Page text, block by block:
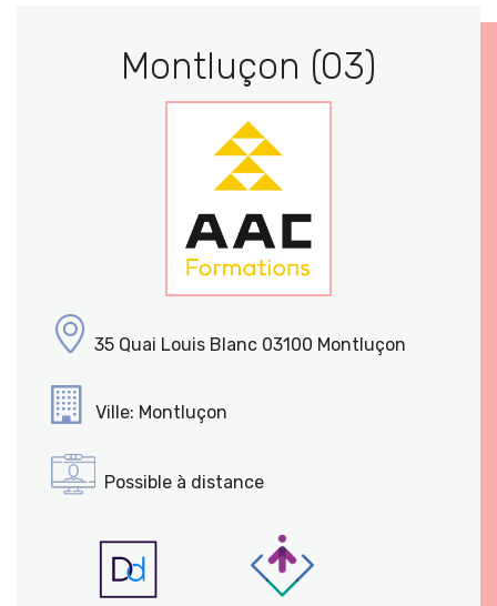
Montluçon (03)
35 Quai Louis Blanc 03100 Montluçon
Ville: Montluçon
Possible à distance